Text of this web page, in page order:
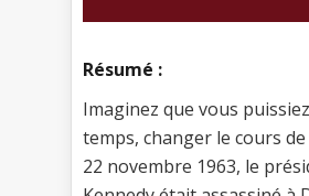
Résumé :
Imaginez que vous
temps, changer le cours de
22 novembre 1963, le